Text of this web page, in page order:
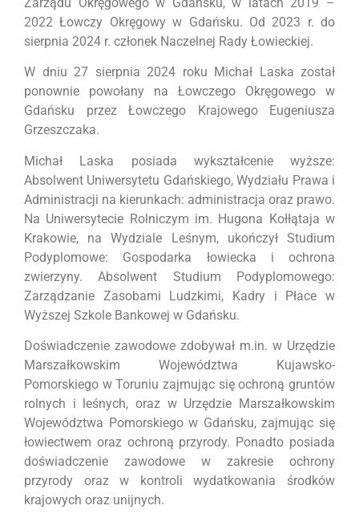
2022 Łowczy Okręgowy w Gdańsku. Od 2023 r. do
sierpnia 2024 r. członek Naczelnej Rady Łowieckiej.
W dniu 27 sierpnia 2024 roku Michał Laska został
ponownie powołany na Łowczego Okręgowego w
Gdańsku przez Łowczego Krajowego Eugeniusza
Grzeszczaka.
Michał Laska posiada wykształcenie wyższe:
Absolwent Uniwersytetu Gdańskiego, Wydziału Prawa i
Administracji na kierunkach: administracja oraz prawo.
Na Uniwersytecie Rolniczym im. Hugona Kołłątaja w
Krakowie, na Wydziale Leśnym, ukończył Studium
Podyplomowe: Gospodarka łowiecka i ochrona
zwierzyny. Absolwent Studium Podyplomowego:
Zarządzanie Zasobami Ludzkimi, Kadry i Płace w
Wyższej Szkole Bankowej w Gdańsku.
Doświadczenie zawodowe zdobywał m.in. w Urzędzie
Marszałkowskim Województwa Kujawsko-
Pomorskiego w Toruniu zajmując się ochroną gruntów
rolnych i leśnych, oraz w Urzędzie Marszałkowskim
Województwa Pomorskiego w Gdańsku, zajmując się
łowiectwem oraz ochroną przyrody. Ponadto posiada
doświadczenie zawodowe w zakresie ochrony
przyrody oraz w kontroli wydatkowania środków
krajowych oraz unijnych.